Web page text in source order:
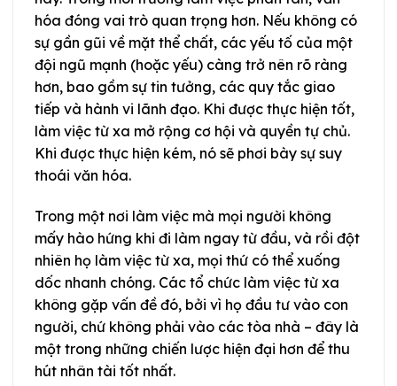
hóa đóng vai trò quan trọng hơn. Nếu không có
sự gần gũi về mặt thể chất, các yếu tố của một
đội ngũ mạnh (hoặc yếu) càng trở nên rõ ràng
hơn, bao gồm sự tin tưởng, các quy tắc giao
tiếp và hành vi lãnh đạo. Khi được thực hiện tốt,
làm việc từ xa mở rộng cơ hội và quyền tự chủ.
Khi được thực hiện kém, nó sẽ phơi bày sự suy
thoái văn hóa.
Trong một nơi làm việc mà mọi người không
mấy hào hứng khi đi làm ngay từ đầu, và rồi đột
nhiên họ làm việc từ xa, mọi thứ có thể xuống
dốc nhanh chóng. Các tổ chức làm việc từ xa
không gặp vấn đề đó, bởi vì họ đầu tư vào con
người, chứ không phải vào các tòa nhà – đây là
một trong những chiến lược hiện đại hơn để thu
hút nhân tài tốt nhất.